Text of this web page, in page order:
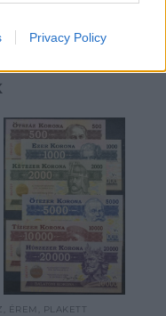
Privacy Policy
ÉREM, PLAKETT